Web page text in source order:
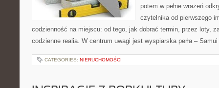
potem w pełne wrażeń
czytelnika od pierwszego
codzienność na miejscu: od tego, jak dobrać termin, przez loty,
codzienne realia. W centrum uwagi jest wyspiarska perła –
CATEGORIES: NIERUCHOMOŚCI